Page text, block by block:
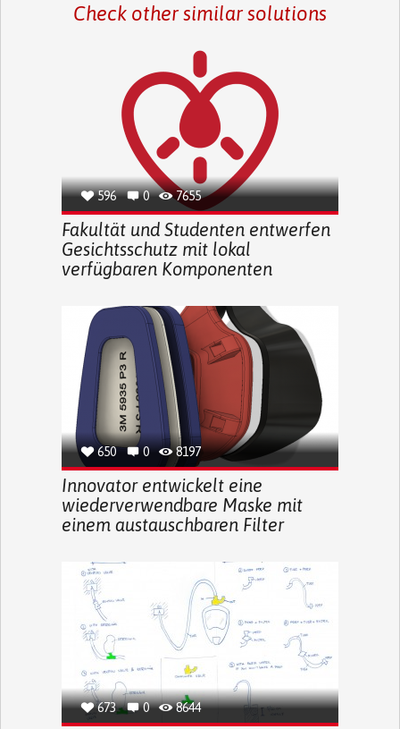
Check other similar solutions
596 0 7655
Fakultät und Studenten entwerfen
Gesichtsschutz mit lokal
verfügbaren Komponenten
650 0 8197
Innovator entwickelt eine
wiederverwendbare Maske mit
einem austauschbaren Filter
673 0 8644